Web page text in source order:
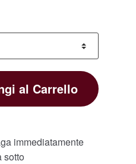
al Carrello
immediatamente
sotto